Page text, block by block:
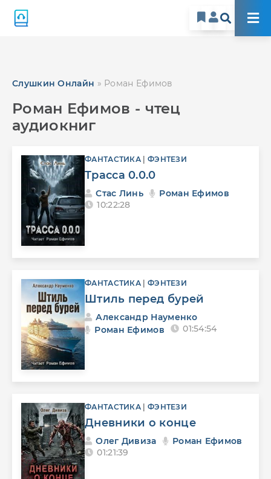
Слушкин Онлайн » Роман Ефимов
Роман Ефимов - чтец
аудиокниг
ФАНТАСТИКА ФЭНТЕЗИ
Трасса 0.0.0
Стас Линь
Роман Ефимов
10:22:28
ФАНТАСТИКА ФЭНТЕЗИ
Штиль перед бурей
Александр Науменко
Роман Ефимов
01:54:54
ФАНТАСТИКА ФЭНТЕЗИ
Дневники о конце
Олег Дивиза
Роман Ефимов
01:21:39